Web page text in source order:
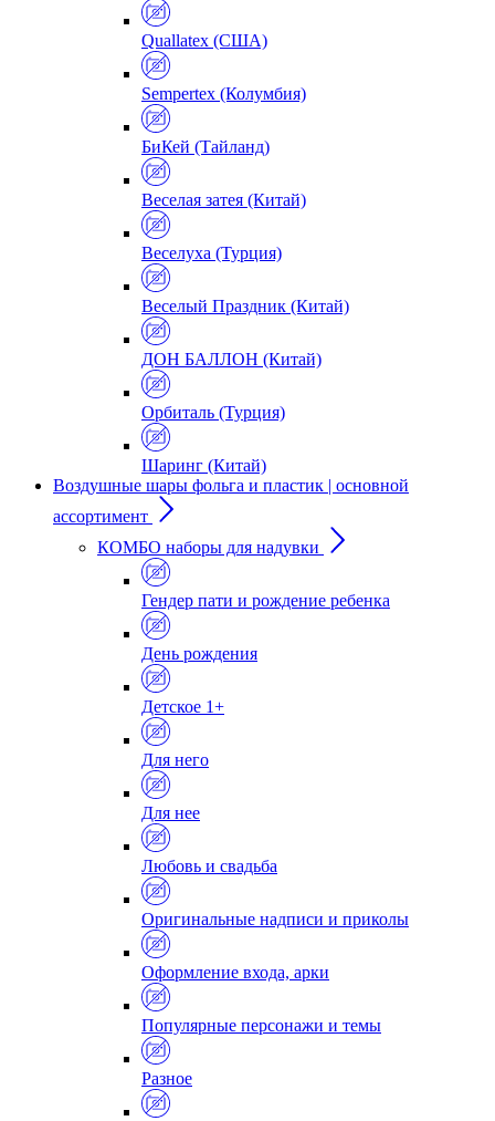
Quallatex (США)
Sempertex (Колумбия)
БиКей (Тайланд)
Веселая затея (Китай)
Веселуха (Турция)
Веселый Праздник (Китай)
ДОН БАЛЛОН (Китай)
Орбиталь (Турция)
Шаринг (Китай)
Воздушные шары фольга и пластик | основной
ассортимент
КОМБО наборы для надувки
Гендер пати и рождение ребенка
День рождения
Детское 1+
Для него
Для нее
Любовь и свадьба
Оригинальные надписи и приколы
Оформление входа, арки
Популярные персонажи и темы
Разное